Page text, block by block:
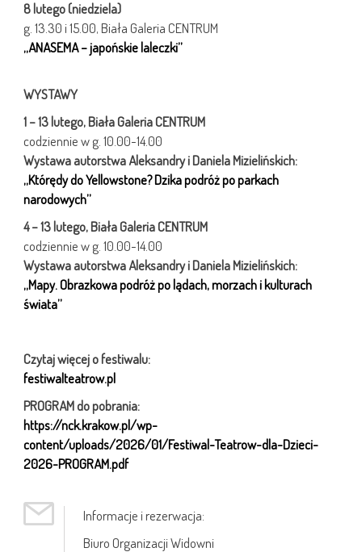
8 lutego (niedziela)
g. 13.30 i 15.00, Biała Galeria CENTRUM
„ANASEMA – japońskie laleczki”
WYSTAWY
1 – 13 lutego, Biała Galeria CENTRUM
codziennie w g. 10.00-14.00
Wystawa autorstwa Aleksandry i Daniela Mizielińskich:
„Którędy do Yellowstone? Dzika podróż po parkach
narodowych”
4 – 13 lutego, Biała Galeria CENTRUM
codziennie w g. 10.00-14.00
Wystawa autorstwa Aleksandry i Daniela Mizielińskich:
„Mapy. Obrazkowa podróż po lądach, morzach i kulturach
świata”
Czytaj więcej o festiwalu:
festiwalteatrow.pl
PROGRAM do pobrania:
https://nck.krakow.pl/wp-
content/uploads/2026/01/Festiwal-Teatrow-dla-Dzieci-
2026-PROGRAM.pdf
Informacje i rezerwacja:
Biuro Organizacji Widowni